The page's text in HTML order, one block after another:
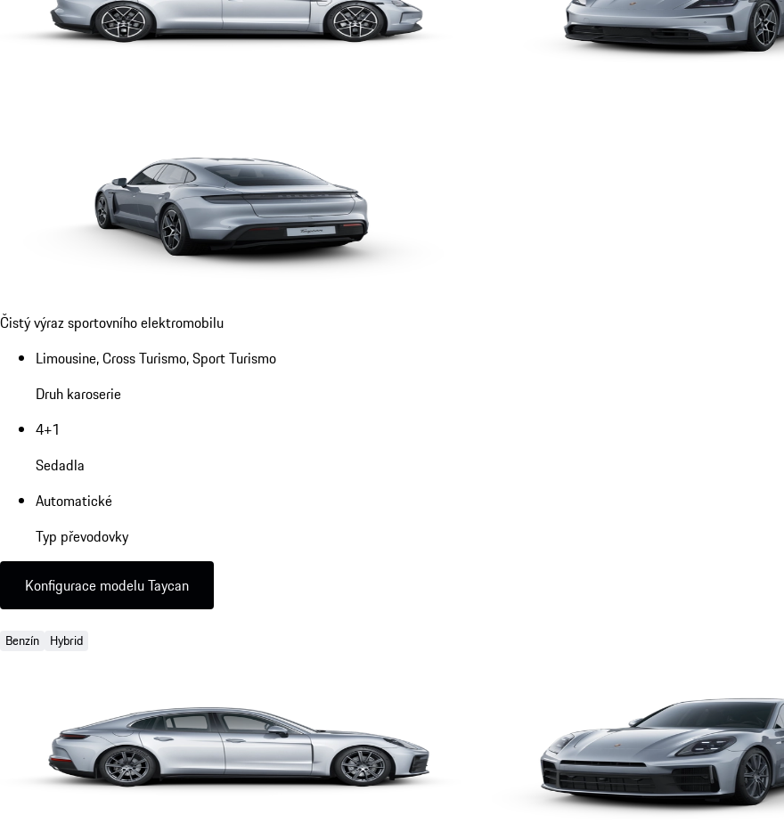
Čistý výraz sportovního elektromobilu
Limousine, Cross Turismo, Sport Turismo
Druh karoserie
4+1
Sedadla
Automatické
Typ převodovky
Konfigurace modelu Taycan
Benzín Hybrid